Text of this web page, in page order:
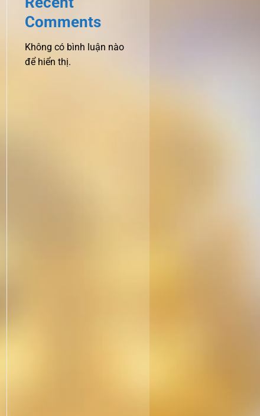
Comments
Không có bình luận nào
để hiển thị.